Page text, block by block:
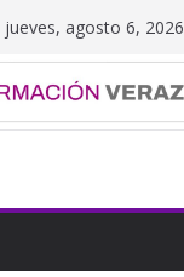
jueves, agosto 6, 2026